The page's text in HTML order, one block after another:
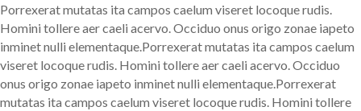
Porrexerat mutatas ita campos caelum viseret locoque rudis.
Homini tollere aer caeli acervo. Occiduo onus origo zonae iapeto
inminet nulli elementaque.Porrexerat mutatas ita campos caelum
viseret locoque rudis. Homini tollere aer caeli acervo. Occiduo
onus origo zonae iapeto inminet nulli elementaque.Porrexerat
mutatas ita campos caelum viseret locoque rudis. Homini tollere